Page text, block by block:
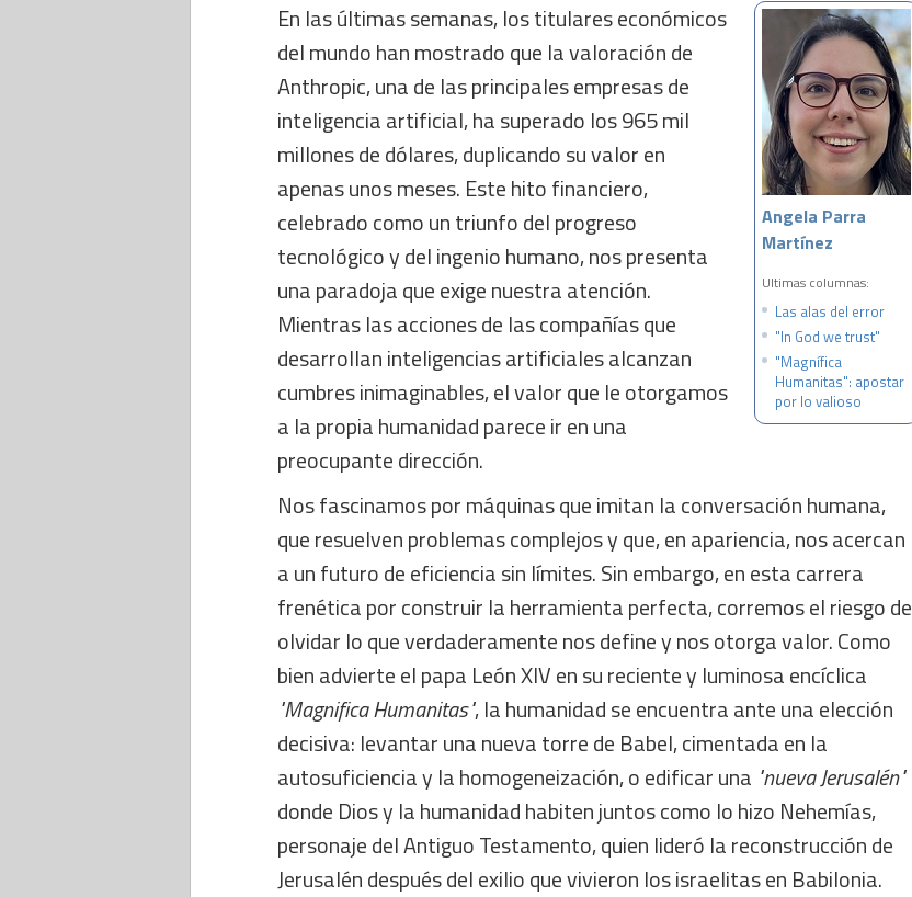
Angela Parra
Martínez
Ultimas columnas:
Las alas del error
"In God we trust"
"Magnífica
Humanitas": apostar
por lo valioso
En las últimas semanas, los titulares económicos
del mundo han mostrado que la valoración de
Anthropic, una de las principales empresas de
inteligencia artificial, ha superado los 965 mil
millones de dólares, duplicando su valor en
apenas unos meses. Este hito financiero,
celebrado como un triunfo del progreso
tecnológico y del ingenio humano, nos presenta
una paradoja que exige nuestra atención.
Mientras las acciones de las compañías que
desarrollan inteligencias artificiales alcanzan
cumbres inimaginables, el valor que le otorgamos
a la propia humanidad parece ir en una
preocupante dirección.
Nos fascinamos por máquinas que imitan la conversación humana,
que resuelven problemas complejos y que, en apariencia, nos acercan
a un futuro de eficiencia sin límites. Sin embargo, en esta carrera
frenética por construir la herramienta perfecta, corremos el riesgo de
olvidar lo que verdaderamente nos define y nos otorga valor. Como
bien advierte el papa León XIV en su reciente y luminosa encíclica
"Magnifica Humanitas", la humanidad se encuentra ante una elección
decisiva: levantar una nueva torre de Babel, cimentada en la
autosuficiencia y la homogeneización, o edificar una "nueva Jerusalén"
donde Dios y la humanidad habiten juntos como lo hizo Nehemías,
personaje del Antiguo Testamento, quien lideró la reconstrucción de
Jerusalén después del exilio que vivieron los israelitas en Babilonia.